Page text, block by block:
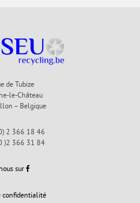
de Tubize
le-Château
– Belgique
2 366 18 46
)2 366 31 84
sur
confidentialité